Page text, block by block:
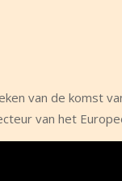
van de komst
van het